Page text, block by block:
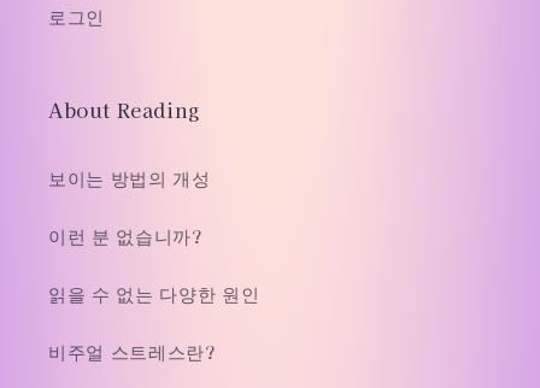
로그인
About Reading
보이는 방법의 개성
이런 분 없습니까?
읽을 수 없는 다양한 원인
비주얼 스트레스란?